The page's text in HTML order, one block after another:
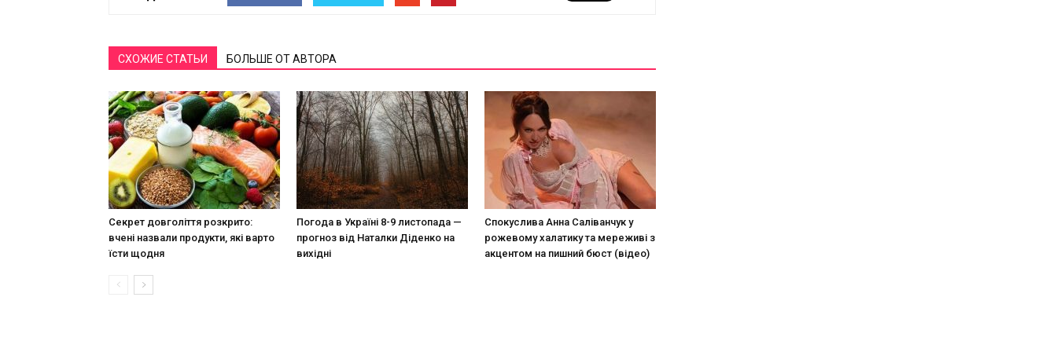
СХОЖИЕ СТАТЬИ БОЛЬШЕ ОТ АВТОРА
Секрет довголіття розкрито:
вчені назвали продукти, які варто
їсти щодня
Погода в Україні 8-9 листопада —
прогноз від Наталки Діденко на
вихідні
Спокуслива Анна Саліванчук у
рожевому халатику та мереживі з
акцентом на пишний бюст (відео)